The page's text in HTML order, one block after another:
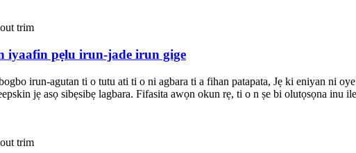
iyaafin pẹlu irun-jade irun gige
irun-agutan ti o tutu ati ti o ni agbara ti a fihan patapata, Jẹ ki eniyan ni
jẹ asọ sibẹsibẹ lagbara. Fifasita awọn okun rẹ, ti o n ṣe bi olutọsọna inu